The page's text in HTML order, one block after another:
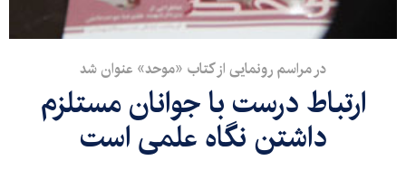
در مراسم رونمایی از کتاب «موحد» عنوان شد
ارتباط درست با جوانان مستلزم
داشتن نگاه علمی است